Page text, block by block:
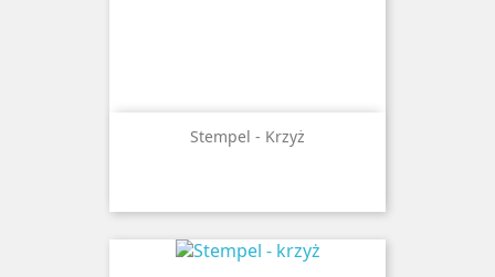
Stempel - Krzyż